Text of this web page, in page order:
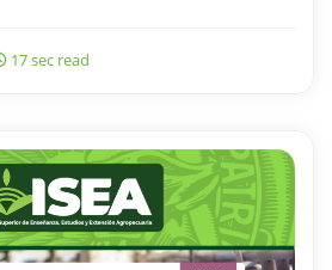
17 sec read